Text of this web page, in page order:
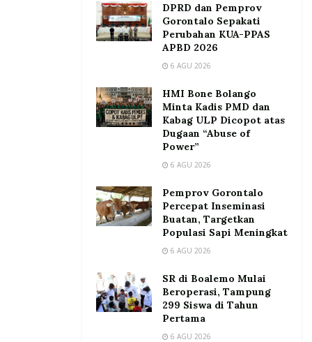
DPRD dan Pemprov
Gorontalo Sepakati
Perubahan KUA-PPAS
APBD 2026
6 AGU 2026
HMI Bone Bolango
Minta Kadis PMD dan
Kabag ULP Dicopot atas
Dugaan “Abuse of
Power”
6 AGU 2026
Pemprov Gorontalo
Percepat Inseminasi
Buatan, Targetkan
Populasi Sapi Meningkat
6 AGU 2026
SR di Boalemo Mulai
Beroperasi, Tampung
299 Siswa di Tahun
Pertama
6 AGU 2026